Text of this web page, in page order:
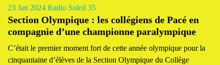
23 Jan 2024 Radio Soleil 35
Section Olympique : les collégiens de Pacé en
compagnie d’une championne paralympique
C’était le premier moment fort de cette année olympique pour la
cinquantaine d’élèves de la Section Olympique du Collège